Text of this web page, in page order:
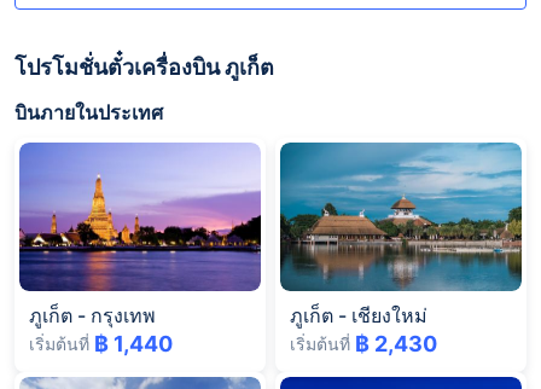
โปรโมชั่นตั๋วเครื่องบิน ภูเก็ต
บินภายในประเทศ
ภูเก็ต - กรุงเทพ
เริ่มต้นที่ ฿ 1,440
ภูเก็ต - เชียงใหม่
เริ่มต้นที่ ฿ 2,430